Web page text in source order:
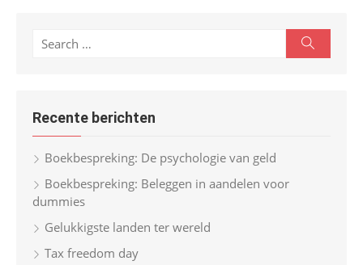
c
f
o
r
:
e
Recente berichten
Boekbespreking: De psychologie van geld
Boekbespreking: Beleggen in aandelen voor
dummies
Gelukkigste landen ter wereld
Tax freedom day